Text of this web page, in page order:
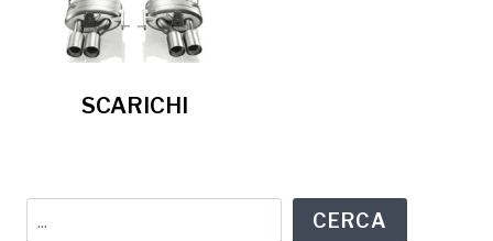
SCARICHI
CERCA